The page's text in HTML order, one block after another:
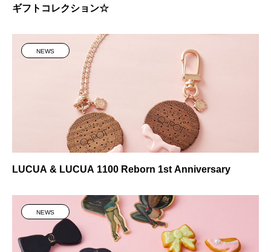
ギフトコレクション☆
NEWS
LUCUA & LUCUA 1100 Reborn 1st Anniversary
NEWS